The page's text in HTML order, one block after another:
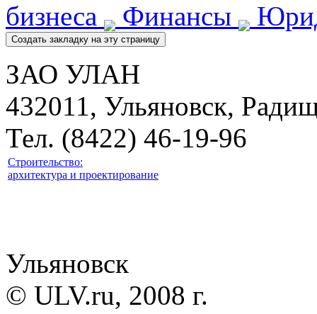
бизнеса
Финансы
ЗАО УЛАН
432011, Ульяновск,
Тел. (8422) 46-19-96
Строительство:
архитектура и проектирование
Ульяновск
© ULV.ru, 2008 г.